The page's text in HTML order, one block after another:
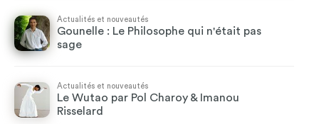
Actualités et nouveautés
Gounelle : Le Philosophe qui n'était pas
sage
Actualités et nouveautés
Le Wutao par Pol Charoy & Imanou
Risselard